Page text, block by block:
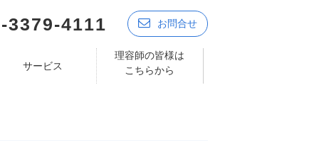
3379-4111 お問合せ
サービス
理容師の皆様は
こちらから